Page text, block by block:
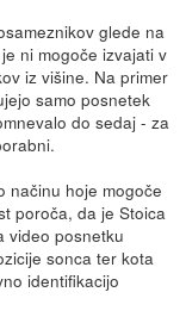
glede na
ni mogoče izvajati v
iz višine. Na primer
samo posnetek
do sedaj - za
načinu hoje mogoče
poroča, da je Stoica
video posnetku
sonca ter kota
identifikacijo